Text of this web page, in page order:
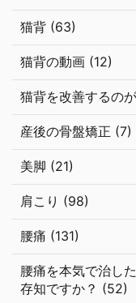
猫背 (63)
猫背の動画 (12)
猫背を改善するの
産後の骨盤矯正 (7)
美脚 (21)
肩こり (98)
腰痛 (131)
腰痛を本気で治し
存知ですか？ (52)